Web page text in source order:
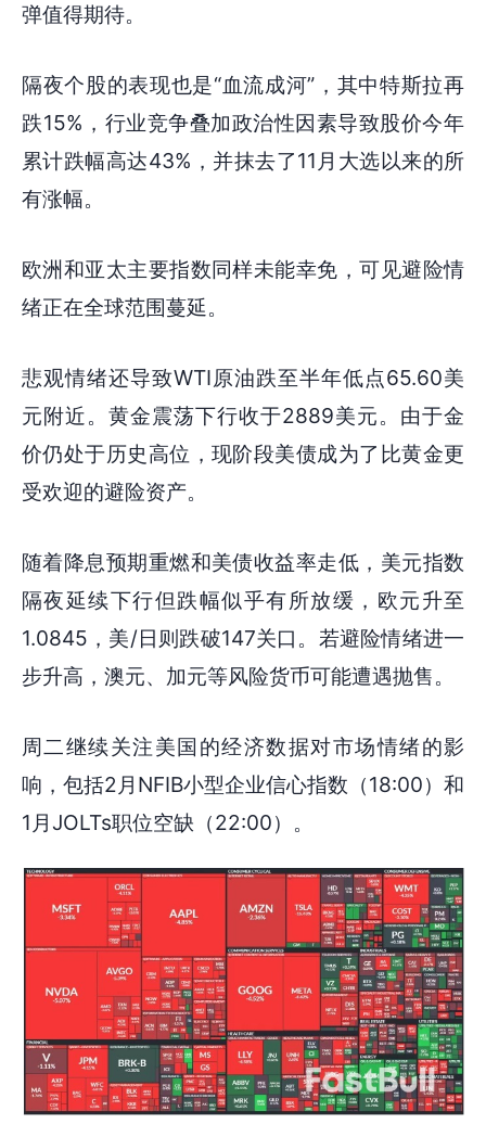
弹值得期待。
隔夜个股的表现也是“血流成河”，其中特斯拉再
跌15%，行业竞争叠加政治性因素导致股价今年
累计跌幅高达43%，并抹去了11月大选以来的所
有涨幅。
欧洲和亚太主要指数同样未能幸免，可见避险情
绪正在全球范围蔓延。
悲观情绪还导致WTI原油跌至半年低点65.60美
元附近。黄金震荡下行收于2889美元。由于金
价仍处于历史高位，现阶段美债成为了比黄金更
受欢迎的避险资产。
随着降息预期重燃和美债收益率走低，美元指数
隔夜延续下行但跌幅似乎有所放缓，欧元升至
1.0845，美/日则跌破147关口。若避险情绪进一
步升高，澳元、加元等风险货币可能遭遇抛售。
周二继续关注美国的经济数据对市场情绪的影
响，包括2月NFIB小型企业信心指数（18:00）和
1月JOLTs职位空缺（22:00）。